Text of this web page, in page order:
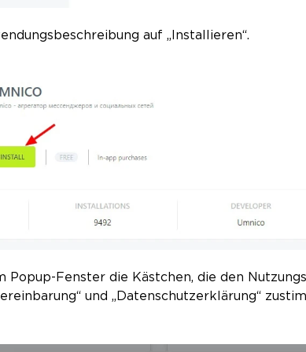
auf „Installieren“.
Popup-Fenster die Kästchen, die den
und „Datenschutzerklärung“